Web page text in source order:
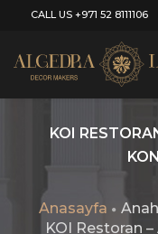
CALL US +971 52 8111106
KOI
Anasayfa
KOI Restoran